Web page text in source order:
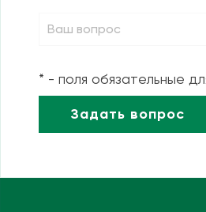
* - поля обязательные